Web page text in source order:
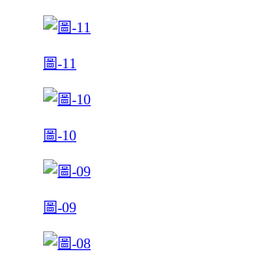
圖-11
圖-10
圖-09